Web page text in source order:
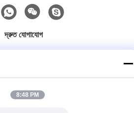
দ্রুত যোগাযোগ
8:48 PM